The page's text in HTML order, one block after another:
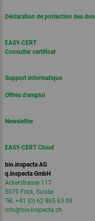
Déclaration de protection des
EASY-CERT
Consulter certificat
Support informatique
Offres d'emploi
Newsletter
EASY-CERT Cloud
bio.inspecta AG
q.inspecta GmbH
Ackerstrasse 117
5070 Frick, Suisse
Tél. +41 (0) 62 865 63 00
info@bio-inspecta.ch